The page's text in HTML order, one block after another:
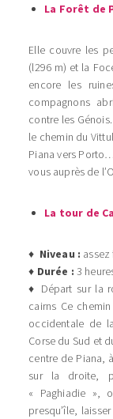
La Forêt de
Elle couvre les
(l296 m) et la
encore les
compagnons
contre les
le chemin du
Piana vers
vous auprès de
La tour de
♦ Niveau :
♦ Durée : 3
♦ Départ sur la
cairns Ce
occidentale de
Corse du Sud et
centre de Piana,
sur la droite,
« Paghiadie »,
presqu’île,